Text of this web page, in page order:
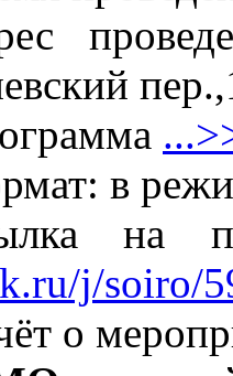
в
на
j/soiro/
о